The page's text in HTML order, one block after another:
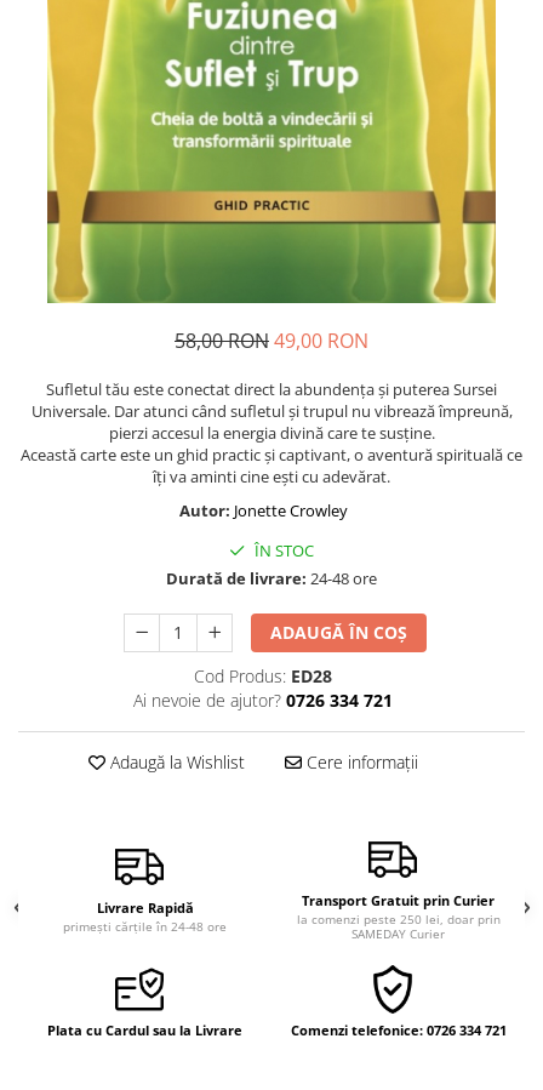
Seria Montauk
Mistere
Seria Chico Xavier
Seria Helena Blavatsky
Oracole
Sănătate
Umor
Ficțiune
Alimentație
Vindecare
Psihologie practică
Lumea îngerilor
Seria Masaru Emoto
Inspiraţie divină
Viaţa de după moarte
Oracol
58,00 RON49,00 RON
Sufletul tău este conectat direct la abundența și puterea Sursei
Universale. Dar atunci când sufletul și trupul nu vibrează împreună,
pierzi accesul la energia divină care te susține.
Această carte este un ghid practic și captivant, o aventură spirituală ce
îți va aminti cine ești cu adevărat.
Autor: Jonette Crowley
ÎN STOC
Durată de livrare: 24-48 ore
ADAUGĂ ÎN COȘ
Cod Produs: ED28
Ai nevoie de ajutor? 0726 334 721
Adaugă la Wishlist Cere informații
Livrare Rapidă
primești cărțile în 24-48 ore
Transport Gratuit prin Curier
la comenzi peste 250 lei, doar prin
SAMEDAY Curier
Plata cu Cardul sau la Livrare Comenzi telefonice: 0726 334 721